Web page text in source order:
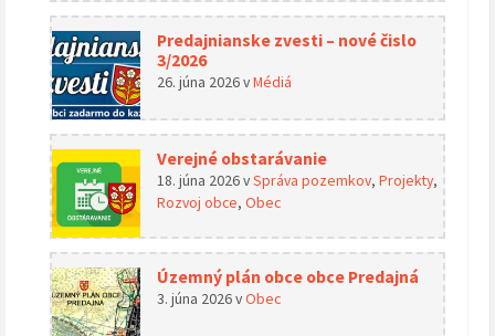
Predajnianske zvesti – nové čislo
3/2026
26. júna 2026vMédiá
Verejné obstarávanie
18. júna 2026vSpráva pozemkov, Projekty,
Rozvoj obce, Obec
Územný plán obce obce Predajná
3. júna 2026vObec